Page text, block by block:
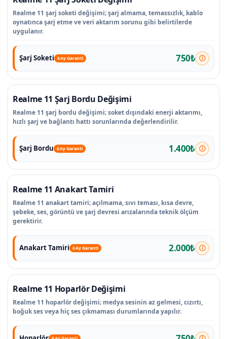
Realme 11 şarj soketi değişimi; şarj almama, temassızlık, kablo
oynatınca şarj etme ve veri aktarım sorunu gibi belirtilerde
uygulanır.
Şarj Soketi 6 Ay Garanti 750₺
Realme 11 Şarj Bordu Değişimi
Realme 11 şarj bordu değişimi; soket dışındaki enerji aktarımı,
hızlı şarj ve bağlantı hattı sorunlarında değerlendirilir.
Şarj Bordu 6 Ay Garanti 1.400₺
Realme 11 Anakart Tamiri
Realme 11 anakart tamiri; açılmama, sıvı teması, kısa devre,
şebeke, ses, görüntü ve şarj devresi arızalarında teknik ölçüm
gerektirir.
Anakart Tamiri 6 Ay Garanti 2.000₺
Realme 11 Hoparlör Değişimi
Realme 11 hoparlör değişimi; medya sesinin az gelmesi, cızırtı,
boğuk ses veya hiç ses çıkmaması durumlarında yapılır.